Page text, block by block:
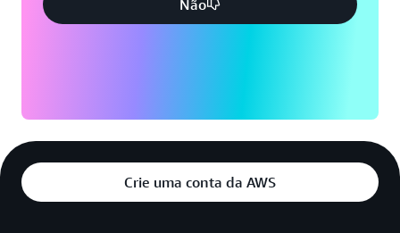
Não
Crie uma conta da AWS